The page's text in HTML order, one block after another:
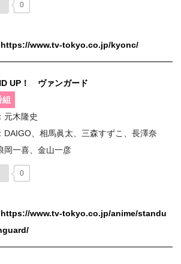
0
https://www.tv-tokyo.co.jp/kyonc/
UP！ ヴァンガード
元木隆史
DAIGO、相馬眞太、三森すずこ、長澤奈
岡一喜、金山一彦
0
https://www.tv-tokyo.co.jp/anime/standu